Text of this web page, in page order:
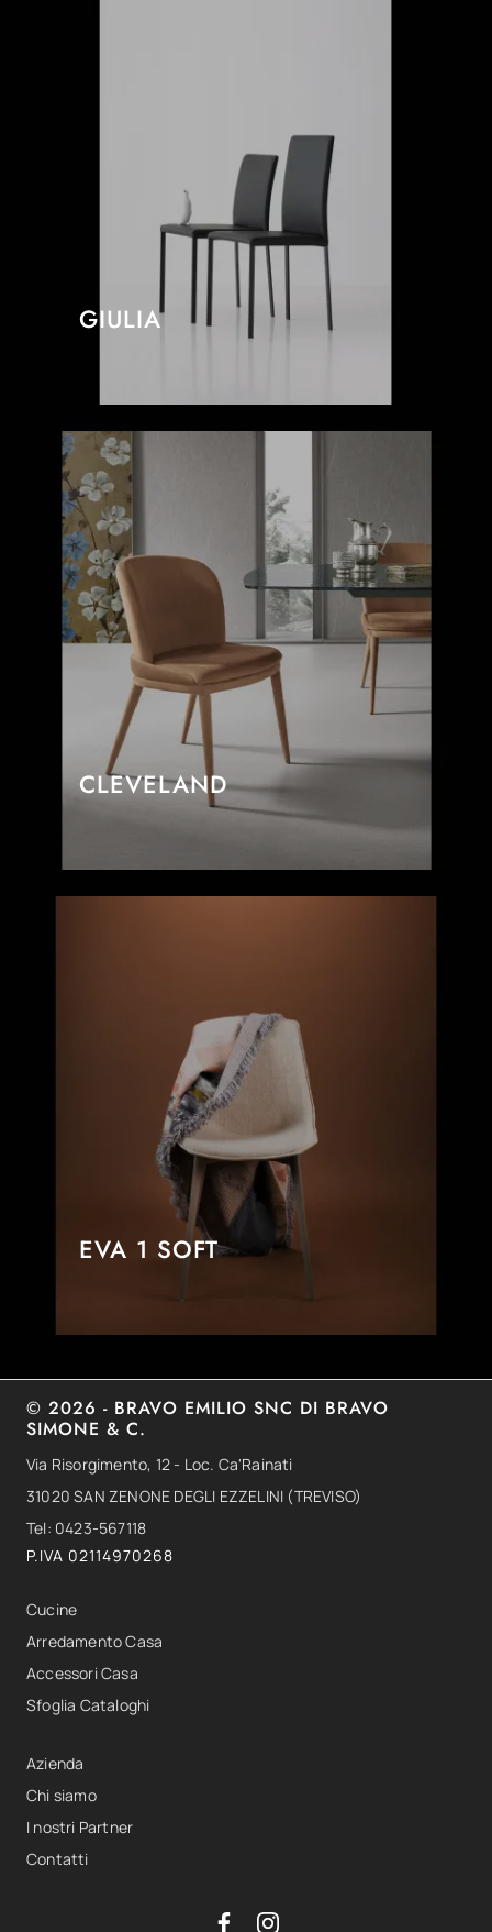
GIULIA
CLEVELAND
EVA 1 SOFT
© 2026 - BRAVO EMILIO SNC DI BRAVO
SIMONE & C.
Via Risorgimento, 12 - Loc. Ca'Rainati
31020 SAN ZENONE DEGLI EZZELINI (TREVISO)
Tel: 0423-567118
P.IVA 02114970268
Cucine
Arredamento Casa
Accessori Casa
Sfoglia Cataloghi
Azienda
Chi siamo
I nostri Partner
Contatti